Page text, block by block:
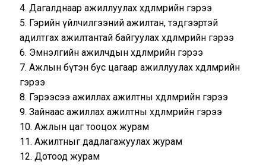
4. Дагалднаар ажиллуулах хөдөлмөрийн гэрээ
5. Гэрийн үйлчилгээний ажилтан, тэдгээртэй
адилтгах ажилтантай байгуулах хөдөлмөрийн гэрээ
6. Эмнэлгийн ажилчдын хөдөлмөрийн гэрээ
7. Ажлын бүтэн бус цагаар ажиллуулах хөдөлмөрийн
гэрээ
8. Гэрээсээ ажиллах ажилтны хөдөлмөрийн гэрээ
9. Зайнаас ажиллах ажилтны хөдөлмөрийн гэрээ
10. Ажлын цаг тооцох журам
11. Ажилтныг дадлагажуулах журам
12. Дотоод журам